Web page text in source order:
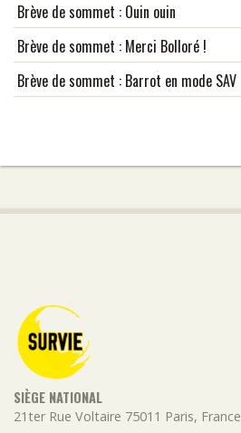
Brève de sommet : Ouin ouin
Brève de sommet : Merci Bolloré !
Brève de sommet : Barrot en mode SAV
SIÈGE NATIONAL
21ter Rue Voltaire 75011 Paris, France